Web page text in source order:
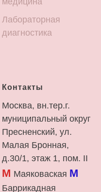
Лабораторная
диагностика
Контакты
Москва, вн.тер.г.
муниципальный округ
Пресненский, ул.
Малая Бронная,
д.30/1, этаж 1, пом. II
М Маяковаская М
Баррикадная